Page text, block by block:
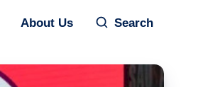
About Us Search